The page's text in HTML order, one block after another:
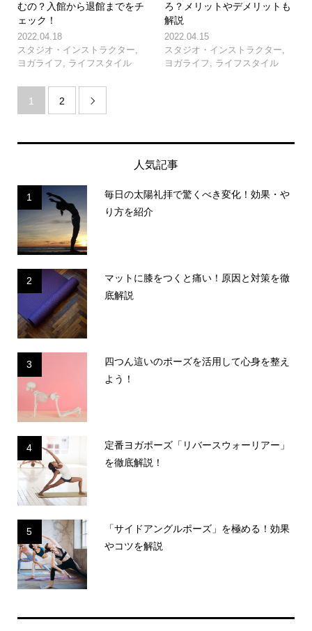
むの？入館から退館までをチ
ェック！
2022.04.18
スタジオ・インストラクター,
ヨガライフ , ライフスタイル
ろ？メリットやデメリットも
解説
2022.04.15
スタジオ・インストラクター,
ヨガライフ , ライフスタイル
1 2 
人気記事
1
毎日の太陽礼拝で驚くべき変化！効果・や
り方を紹介
2
マットに膝をつくと痛い！原因と対策を徹
底解説
3
四つん這いのポーズを活用して心身を整え
よう！
4
定番ヨガポーズ「リバースウォーリアー」
を徹底解説！
5
「サイドアングルポーズ」を極める！効果
やコツを解説